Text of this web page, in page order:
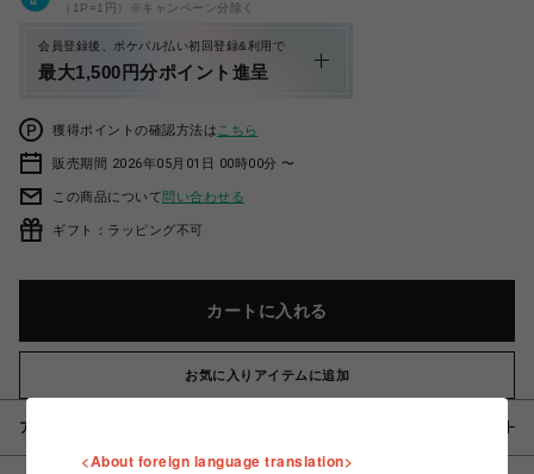
（1P=1円）※キャンペーン分除く
会員登録後、ポケパル払い初回登録&利用で
最大1,500円分ポイント進呈
獲得ポイントの確認方法は こちら
販売期間 2026年05月01日 00時00分 〜
この商品について問い合わせる
ギフト：ラッピング不可
カートに入れる
お気に入りアイテムに追加
アイテム説明 / 素材
<About foreign language translation>